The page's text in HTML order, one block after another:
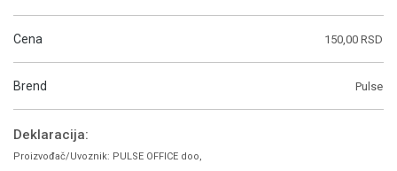
Cena 150,00 RSD
Brend Pulse
Deklaracija:
Proizvođač/Uvoznik: PULSE OFFICE doo,